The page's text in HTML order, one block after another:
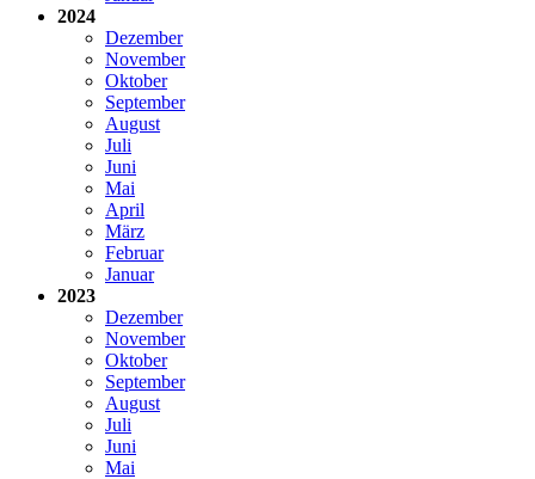
2024
Dezember
November
Oktober
September
August
Juli
Juni
Mai
April
März
Februar
Januar
2023
Dezember
November
Oktober
September
August
Juli
Juni
Mai